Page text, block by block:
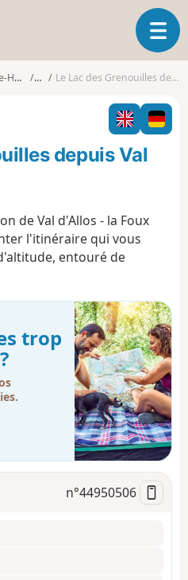
O
u
i
r
l
o
n
AllosLe Lac des Grenouilles depuis Val d'Allos - la Foux
depuis Val
de Val d'Allos - la Foux
l'itinéraire qui vous
entouré de
trop
n°44950506